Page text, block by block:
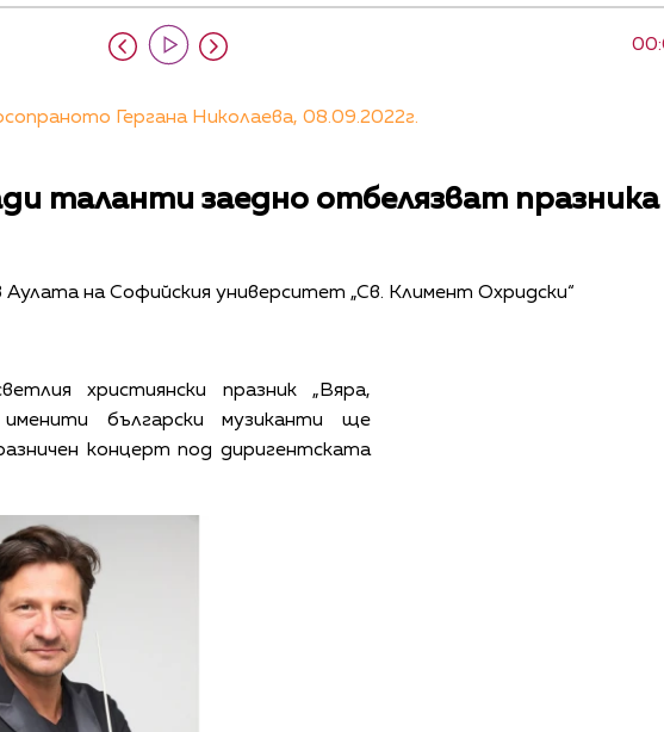
Гергана Николаева, 08.09.2022г.
таланти заедно отбелязват празника
на Софийския университет „Св. Климент Охридски“
християнски празник „Вяра,
български музиканти ще
концерт под диригентската